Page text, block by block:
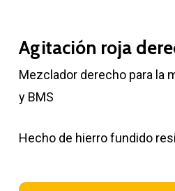
Agitación roja
Mezclador derecho para la
y BMS
Hecho de hierro fundido